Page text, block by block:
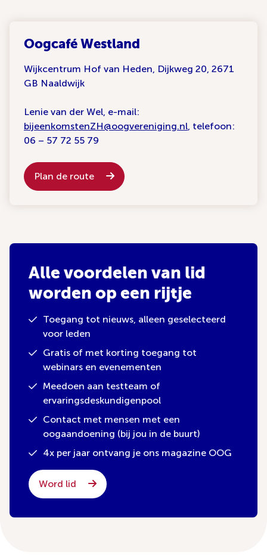
Oogcafé Westland
Wijkcentrum Hof van Heden, Dijkweg 20, 2671
GB Naaldwijk
Lenie van der Wel, e-mail:
bijeenkomstenZH@oogvereniging.nl, telefoon:
06 – 57 72 55 79
Plan de route
Alle voordelen van lid
worden op een rijtje
Toegang tot nieuws, alleen geselecteerd
voor leden
Gratis of met korting toegang tot
webinars en evenementen
Meedoen aan testteam of
ervaringsdeskundigenpool
Contact met mensen met een
oogaandoening (bij jou in de buurt)
4x per jaar ontvang je ons magazine OOG
Word lid